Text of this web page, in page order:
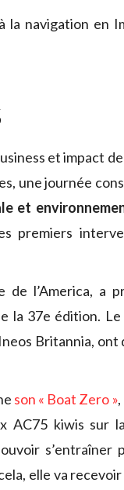
à la navigation en
et impact
une journée
et
premiers
de l’America, a
la 37e édition.
Britannia, ont
son « Boat Zero »,
AC75 kiwis sur
s’entraîner
elle va